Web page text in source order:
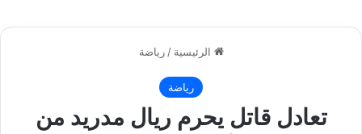
الرئيسية / رياضة
رياضة
تعادل قاتل يحرم ريال مدريد من